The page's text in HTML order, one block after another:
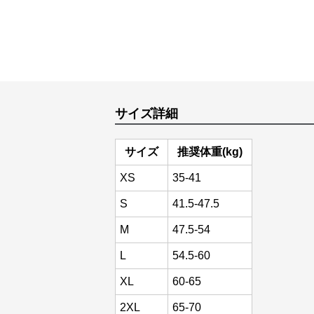
サイズ詳細
サイズ 推奨体重(kg)
XS 35-41
S 41.5-47.5
M 47.5-54
L 54.5-60
XL 60-65
2XL 65-70